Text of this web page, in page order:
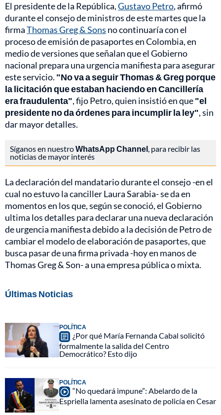
El presidente de la República,Gustavo Petro, afirmó
durante el consejo de ministros de este martes que la
firmaThomas Greg & Sons no continuaría con el
proceso de emisión de pasaportes en Colombia, en
medio de versiones que señalan que el Gobierno
nacional prepara una urgencia manifiesta para asegurar
este servicio. "No va a seguir Thomas & Greg porque
la licitación que estaban haciendo en Cancillería
era fraudulenta", fijo Petro, quien insistió en que"el
presidente no da órdenes para incumplir la ley", sin
dar mayor detalles.
Síganos en nuestroWhatsApp Channel, para recibir las
noticias de mayor interés
La declaración del mandatario durante el consejo -en el
cual no estuvo la canciller Laura Sarabia- se da en
momentos en los que, según se conoció, el Gobierno
ultima los detalles para declarar una nueva declaración
de urgencia manifiesta debido a la decisión de Petro de
cambiar el modelo de elaboración de pasaportes, que
busca pasar de una firma privada -hoy en manos de
Thomas Greg & Son- a una empresa pública o mixta.
Últimas Noticias
POLÍTICA
¿Por qué María Fernanda Cabal solicitó
formalmente la salida del Centro
Democrático? Esto dijo
POLÍTICA
“No quedará impune”: Abelardo de la
Espriella lamenta asesinato de policía en Cesar